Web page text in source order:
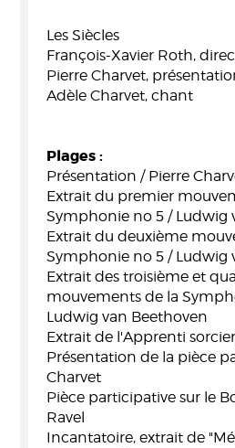
Les Siècles
François-Xavier Roth,
Pierre Charvet,
Adèle Charvet, chant
Plages :
Présentation / Pierre
Extrait du premier
Symphonie no 5 / Ludwig
Extrait du deuxième
Symphonie no 5 / Ludwig
Extrait des troisième et
mouvements de la
Ludwig van Beethoven
Extrait de l'Apprenti
Présentation de la pièce
Charvet
Pièce participative sur le
Ravel
Incantatoire, extrait de